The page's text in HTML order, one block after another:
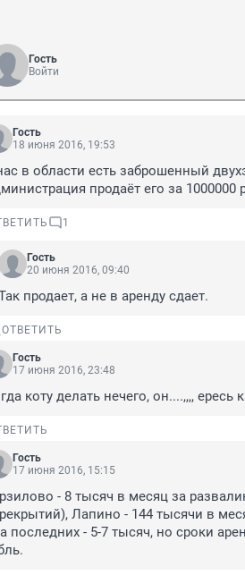
Гость
Войти
Гость
18 июня 2016, 19:53
в области есть заброшенный
продаёт его за 1000000
1
Гость
20 июня 2016, 09:40
продает, а не в аренду сдает.
ОТВЕТИТЬ
Гость
17 июня 2016, 23:48
коту делать нечего, он....,,,,
Гость
17 июня 2016, 15:15
- 8 тысяч в месяц за
Лапино - 144 тысячи в
последних - 5-7 тысяч, но сроки